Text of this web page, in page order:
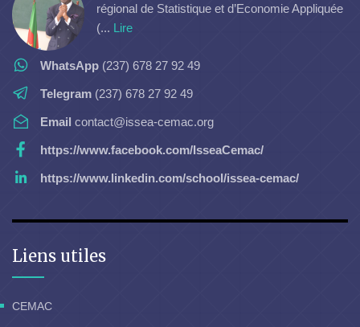
régional de Statistique et d’Economie Appliquée
(... Lire
WhatsApp (237) 678 27 92 49
Telegram (237) 678 27 92 49
Email contact@issea-cemac.org
https://www.facebook.com/IsseaCemac/
https://www.linkedin.com/school/issea-cemac/
Liens utiles
CEMAC